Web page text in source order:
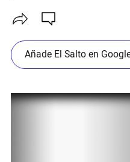
Añade El Salto en